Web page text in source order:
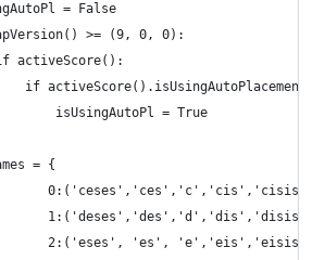
= False
>= (9, 0, 0):
activeScore():
if
isUsingAutoPl = True
= {
0:('ceses','ces','c','cis','cisis'),
1:('deses','des','d','dis','disis'),
2:('eses', 'es', 'e','eis','eisis'),